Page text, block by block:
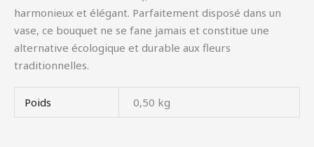
harmonieux et élégant. Parfaitement disposé dans un
vase, ce bouquet ne se fane jamais et constitue une
alternative écologique et durable aux fleurs
traditionnelles.
Poids 0,50 kg